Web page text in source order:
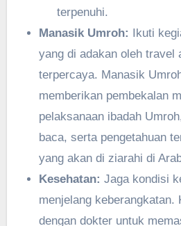
terpenuhi.
Manasik Umroh: Ikuti
yang di adakan oleh travel
terpercaya. Manasik
memberikan pembekalan
pelaksanaan ibadah
baca, serta pengetahuan
yang akan di ziarahi di
Kesehatan: Jaga kondisi
menjelang keberangkatan.
dengan dokter untuk